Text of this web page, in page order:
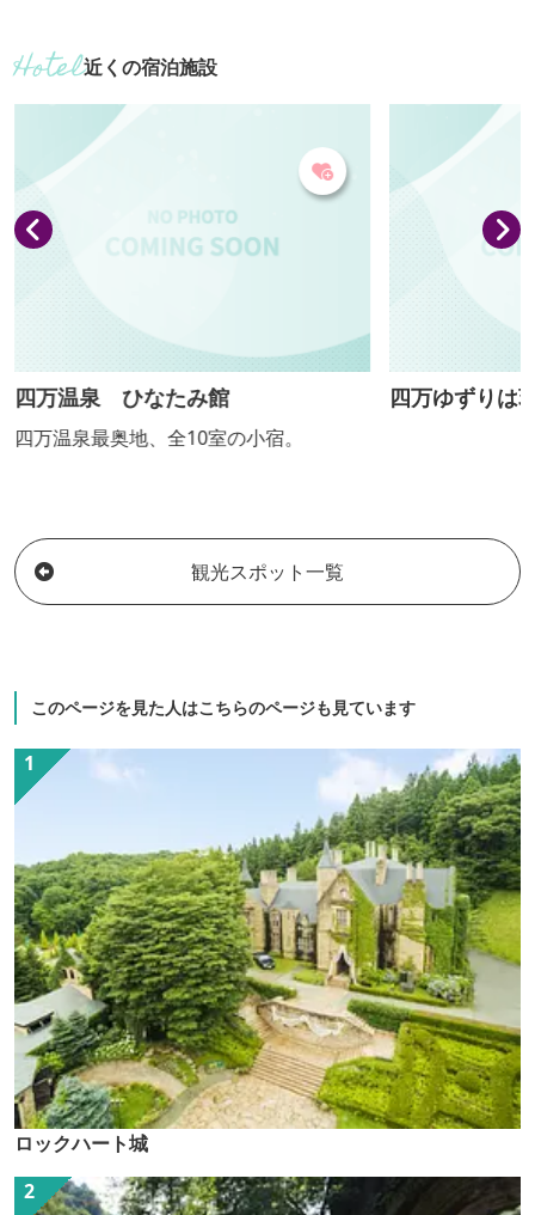
で数種類の味を作っています。 ■レギュ
ラー品■ ・摩耶姫[ペールエール] ・おう
穴[アンバーエール] ・月見橋[ポーター]
■期間限定品■ ・嘉満ヶ淵[生姜ポー
ター] ［『四万温泉の清らかな水』＋
『麦』＋『ホップ』］×酵母＋熟成＝四万
温泉...
極みです！！ おすすめ 上州牛ステーキ
丼 1,980円（
はたまらない
が選んだ上州牛
いっぱいに広
近くの宿泊施設
四万温泉 ひなたみ館
四万温泉最奥地、全10室の小宿。
四万ゆずりは
観光スポット一覧
このページを見た人はこちらのページも見ています
ロックハート城